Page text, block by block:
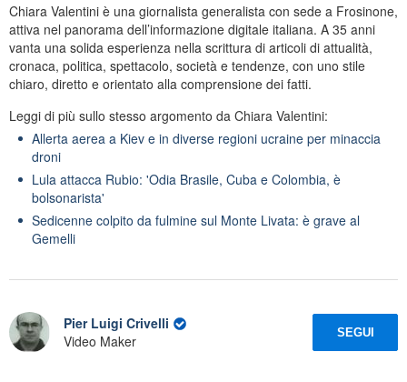
Chiara Valentini è una giornalista generalista con sede a Frosinone,
attiva nel panorama dell’informazione digitale italiana. A 35 anni
vanta una solida esperienza nella scrittura di articoli di attualità,
cronaca, politica, spettacolo, società e tendenze, con uno stile
chiaro, diretto e orientato alla comprensione dei fatti.
Leggi di più sullo stesso argomento da Chiara Valentini:
Allerta aerea a Kiev e in diverse regioni ucraine per minaccia
droni
Lula attacca Rubio: 'Odia Brasile, Cuba e Colombia, è
bolsonarista'
Sedicenne colpito da fulmine sul Monte Livata: è grave al
Gemelli
Pier Luigi Crivelli
Video Maker
SEGUI